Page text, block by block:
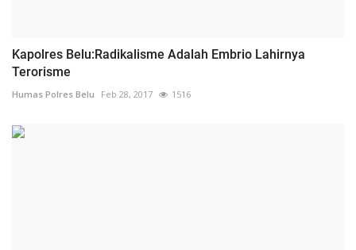
Kapolres Belu:Radikalisme Adalah Embrio Lahirnya
Terorisme
Humas Polres Belu Feb 28, 2017 1516